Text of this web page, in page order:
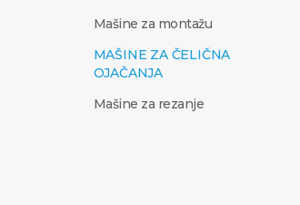
Mašine za montažu
MAŠINE ZA ČELIČNA
OJAČANJA
Mašine za rezanje